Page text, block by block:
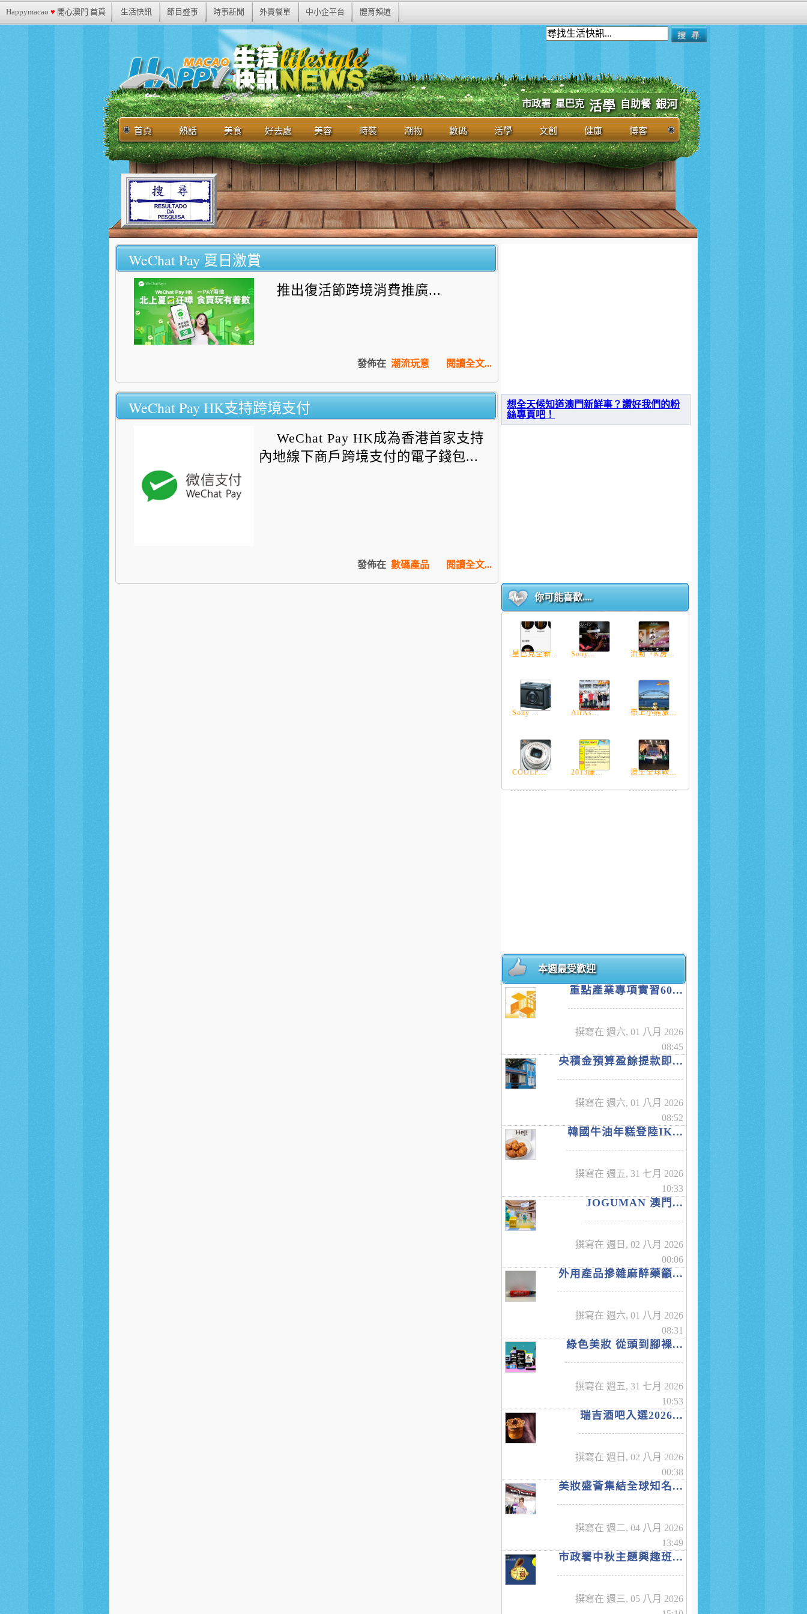
Happymacao ♥ 開心澳門 首頁 生活快訊 節目盛事 時事新聞 外賣餐單 中小企平台 體育頻道
市政署 星巴克 活學 自助餐 銀河
首頁 熱話 美食 好去處 美容 時裝 潮物 數碼 活學 文創 健康 博客
WeChat Pay 夏日激賞
推出復活節跨境消費推廣...
閱讀全文...
發佈在 潮流玩意
WeChat Pay HK支持跨境支付
WeChat Pay HK成為香港首家支持
內地線下商戶跨境支付的電子錢包...
閱讀全文...
發佈在 數碼產品
想全天候知道澳門新鮮事？讚好我們的粉
絲專頁吧！
你可能喜歡....
星巴克全新... Sony... 流動「K房...
Sony ... AirAs... 帶上小熊旅...
COOLP... 2013廉... 澳生全球軟...
本週最受歡迎
重點產業專項實習60...
撰寫在 週六, 01 八月 2026
08:45
央積金預算盈餘提款即...
撰寫在 週六, 01 八月 2026
08:52
韓國牛油年糕登陸IK...
撰寫在 週五, 31 七月 2026
10:33
JOGUMAN 澳門...
撰寫在 週日, 02 八月 2026
00:06
外用產品摻雜麻醉藥籲...
撰寫在 週六, 01 八月 2026
08:31
綠色美妝 從頭到腳裸...
撰寫在 週五, 31 七月 2026
10:53
瑞吉酒吧入選2026...
撰寫在 週日, 02 八月 2026
00:38
美妝盛薈集結全球知名...
撰寫在 週二, 04 八月 2026
13:49
市政署中秋主題興趣班...
撰寫在 週三, 05 八月 2026